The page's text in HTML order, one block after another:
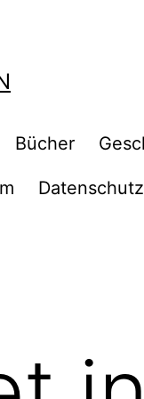
Bücher
Datenschutz